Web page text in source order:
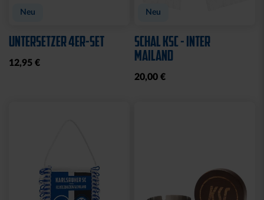
Neu
UNTERSETZER 4ER-SET
12,95 €
Neu
SCHAL KSC - INTER
MAILAND
20,00 €